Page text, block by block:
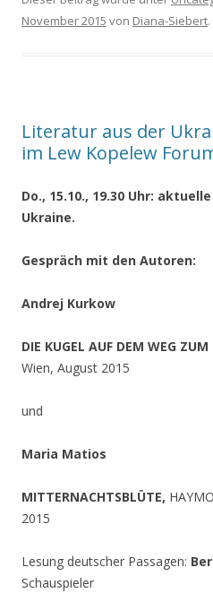
November 2015 von Diana-Siebert.
Literatur aus der
im Lew Kopelew
Do., 15.10., 19.30 Uhr:
Ukraine.
Gespräch mit den Autoren:
Andrej Kurkow
DIE KUGEL AUF DEM WEG ZUM
Wien, August 2015
und
Maria Matios
MITTERNACHTSBLÜTE,
2015
Lesung deutscher Passagen:
Schauspieler